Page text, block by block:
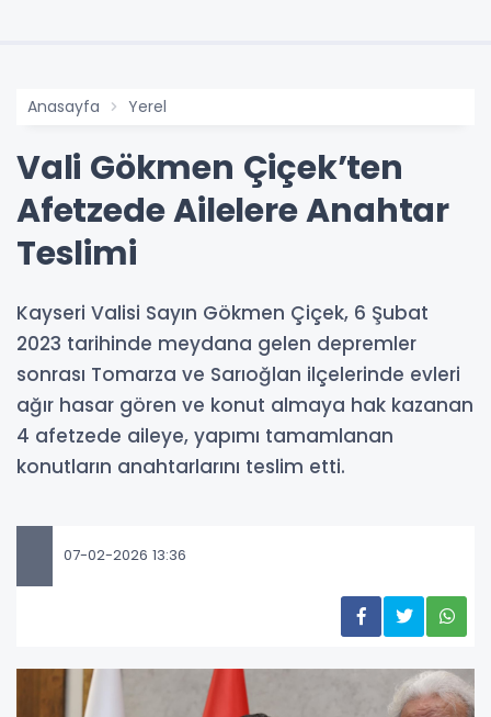
Anasayfa Yerel
Vali Gökmen Çiçek’ten
Afetzede Ailelere Anahtar
Teslimi
Kayseri Valisi Sayın Gökmen Çiçek, 6 Şubat
2023 tarihinde meydana gelen depremler
sonrası Tomarza ve Sarıoğlan ilçelerinde evleri
ağır hasar gören ve konut almaya hak kazanan
4 afetzede aileye, yapımı tamamlanan
konutların anahtarlarını teslim etti.
07-02-2026 13:36